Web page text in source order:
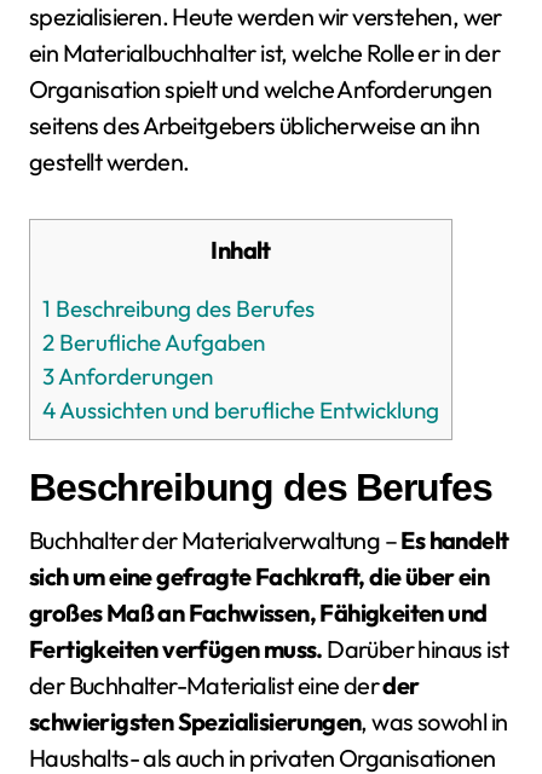
spezialisieren. Heute werden wir verstehen, wer
ein Materialbuchhalter ist, welche Rolle er in der
Organisation spielt und welche Anforderungen
seitens des Arbeitgebers üblicherweise an ihn
gestellt werden.
Inhalt
1 Beschreibung des Berufes
2 Berufliche Aufgaben
3Anforderungen
4Aussichten und berufliche Entwicklung
Beschreibung des Berufes
Buchhalter der Materialverwaltung –Es handelt
sich um eine gefragte Fachkraft, die über ein
großes Maß an Fachwissen, Fähigkeiten und
Fertigkeiten verfügen muss. Darüber hinaus ist
der Buchhalter-Materialist eine derder
schwierigsten Spezialisierungen, was sowohl in
Haushalts- als auch in privaten Organisationen